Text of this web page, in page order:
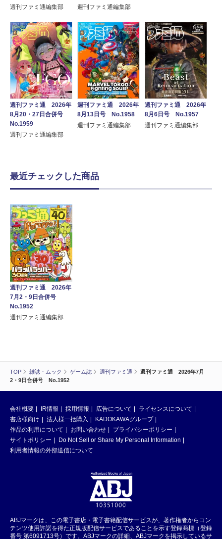
TOP 雑誌・ムック ゲーム誌 週刊ファミ通
週刊ファミ通 2026年7月
2・9日合併号 No.1952
週刊ファミ通編集部
週刊ファミ通編集部
週刊ファミ通 2026年
8月20・27日合併号
No.1959
週刊ファミ通編集部
週刊ファミ通 2026年
8月13日号 No.1958
週刊ファミ通編集部
週刊ファミ通 2026年
8月6日号 No.1957
週刊ファミ通編集部
最近チェックした商品
週刊ファミ通 2026年
7月2・9日合併号
No.1952
週刊ファミ通編集部
会社概要 IR情報 採用情報 広告について
ライセンスについて
書店様向け
法人様一括購入
KADOKAWAグループ
作品の利用について
お問い合わせ
プライバシーポリシー
サイトポリシー
Do Not Sell or Share My Personal Information
利用者情報の外部送信について
ABJマークは、この電子書店・電子書籍配信サービスが、著作権者からコン
テンツ使用許諾を得た正規版配信サービスであることを示す登録商標（登録
番号 第6091713号）です。ABJマークの詳細、ABJマークを掲示しているサ